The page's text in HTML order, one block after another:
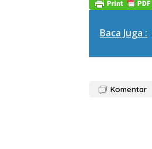
Baca Juga :
Komentar